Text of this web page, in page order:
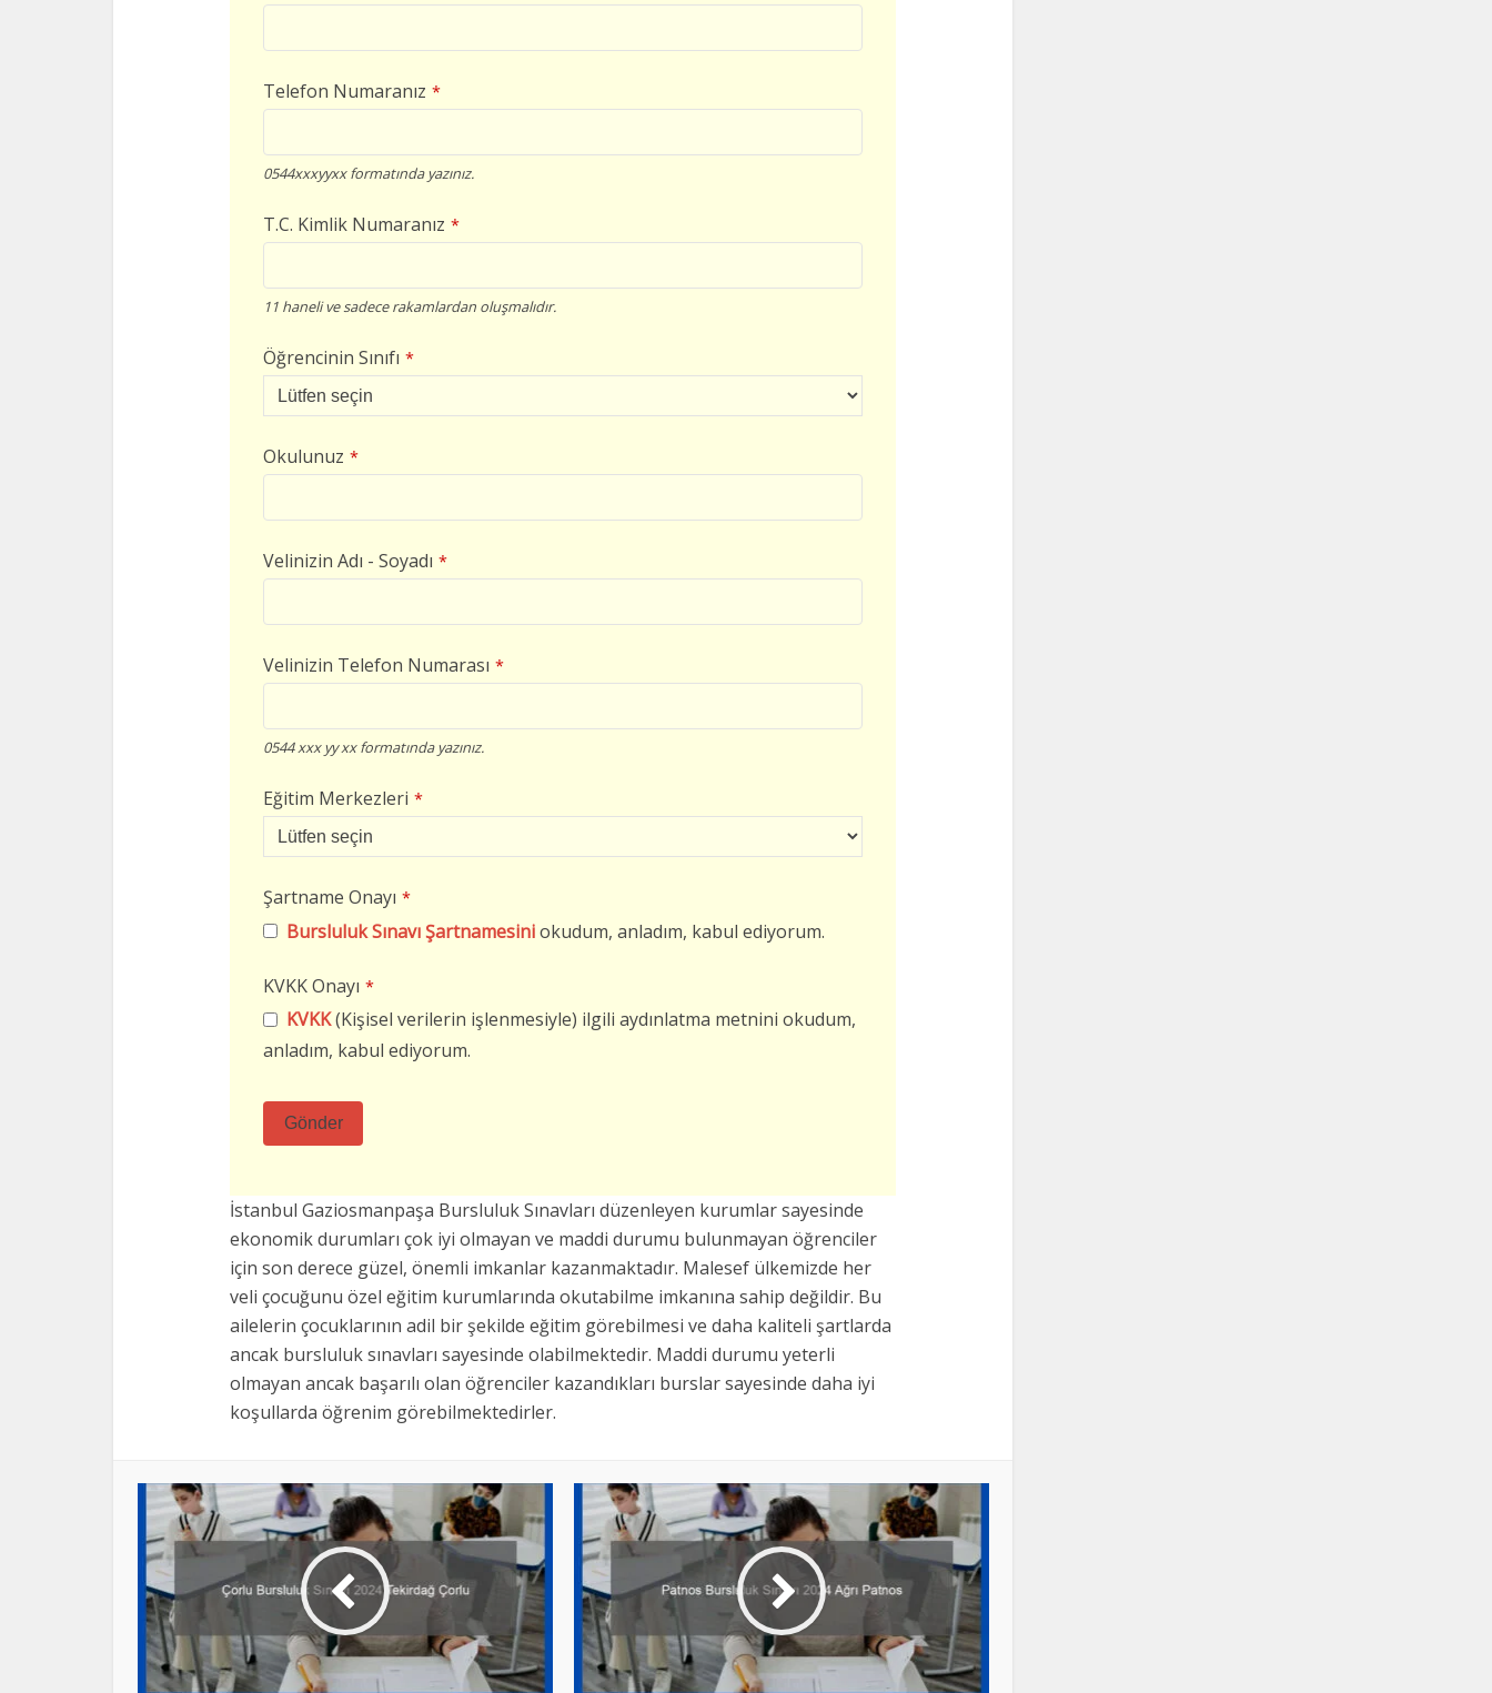
Telefon Numaranız *
0544xxxyyxx formatında yazınız.
T.C. Kimlik Numaranız *
11 haneli ve sadece rakamlardan oluşmalıdır.
Öğrencinin Sınıfı *
Okulunuz *
Velinizin Adı - Soyadı *
Velinizin Telefon Numarası *
0544 xxx yy xx formatında yazınız.
Eğitim Merkezleri *
Şartname Onayı *
Bursluluk Sınavı Şartnamesiniokudum, anladım, kabul ediyorum.
KVKK Onayı *
KVKK(Kişisel verilerin işlenmesiyle) ilgili aydınlatma metnini okudum,
anladım, kabul ediyorum.
Gönder
alan
boş
bırakılmalıdır
İstanbul Gaziosmanpaşa Bursluluk Sınavları düzenleyen kurumlar sayesinde
ekonomik durumları çok iyi olmayan ve maddi durumu bulunmayan öğrenciler
için son derece güzel, önemli imkanlar kazanmaktadır. Malesef ülkemizde her
veli çocuğunu özel eğitim kurumlarında okutabilme imkanına sahip değildir. Bu
ailelerin çocuklarının adil bir şekilde eğitim görebilmesi ve daha kaliteli şartlarda
ancak bursluluk sınavları sayesinde olabilmektedir. Maddi durumu yeterli
olmayan ancak başarılı olan öğrenciler kazandıkları burslar sayesinde daha iyi
koşullarda öğrenim görebilmektedirler.